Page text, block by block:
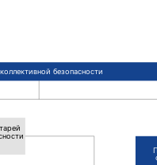
безопасности